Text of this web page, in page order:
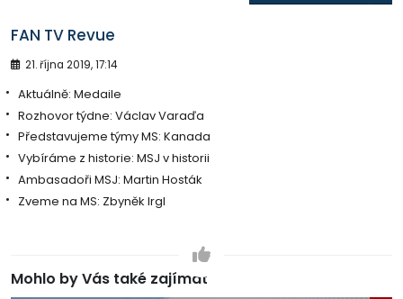
FAN TV Revue
21. října 2019, 17:14
Aktuálně: Medaile
Rozhovor týdne: Václav Varaďa
Představujeme týmy MS: Kanada
Vybíráme z historie: MSJ v historii
Ambasadoři MSJ: Martin Hosták
Zveme na MS: Zbyněk Irgl
Mohlo by Vás také zajímat